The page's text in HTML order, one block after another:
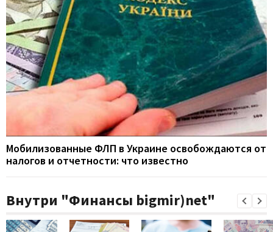
Мобилизованные ФЛП в Украине освобождаются от
налогов и отчетности: что известно
Внутри "Финансы bigmir)net"